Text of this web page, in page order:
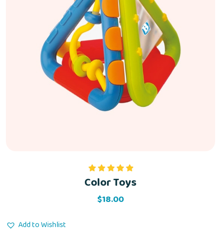
Rated5.00
out of 5
Color Toys
$18.00
Add to Wishlist